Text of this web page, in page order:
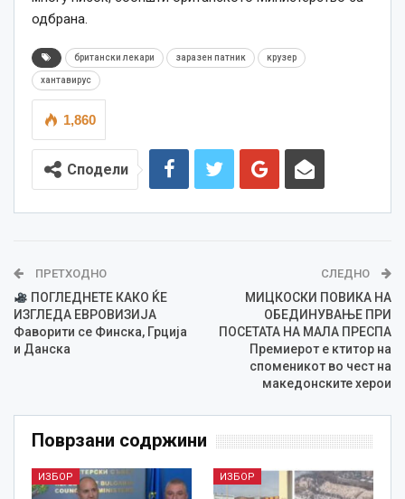
одбрана.
британски лекари заразен патник крузер
хантавирус
1,860
Сподели
ПРЕТХОДНО
ПОГЛЕДНЕТЕ КАКО ЌЕ
ИЗГЛЕДА ЕВРОВИЗИЈА
Фаворити се Финска, Грција
и Данска
СЛЕДНО
МИЦКОСКИ ПОВИКА НА
ОБЕДИНУВАЊЕ ПРИ
ПОСЕТАТА НА МАЛА ПРЕСПА
Премиерот е ктитор на
споменикот во чест на
македонските херои
Поврзани содржини
ИЗБОР ИЗБОР